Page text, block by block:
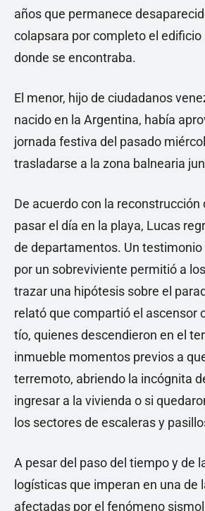
años que permanece
colapsara por completo el edificio
donde se encontraba.
El menor, hijo de ciudadanos
nacido en la Argentina, había
jornada festiva del pasado
trasladarse a la zona balnearia
De acuerdo con la reconstrucción
pasar el día en la playa, Lucas
de departamentos. Un
por un sobreviviente permitió a
trazar una hipótesis sobre el
relató que compartió el ascensor
tío, quienes descendieron en el
inmueble momentos previos a
terremoto, abriendo la incógnita
ingresar a la vivienda o si
los sectores de escaleras y
A pesar del paso del tiempo y de
logísticas que imperan en una de
afectadas por el fenómeno